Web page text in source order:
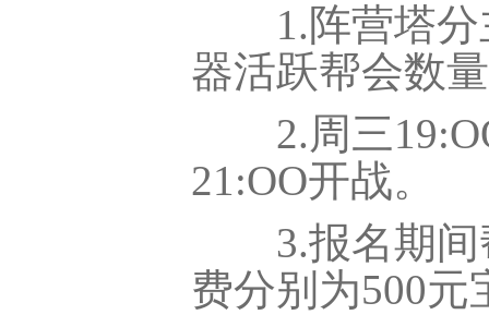
1.阵营塔分
器活跃帮会数
2.周三19:OO
21:OO开战。
3.报名期间
费分别为500元